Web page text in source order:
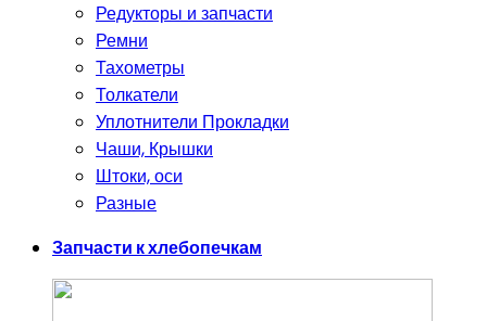
Редукторы и запчасти
Ремни
Тахометры
Толкатели
Уплотнители Прокладки
Чаши, Крышки
Штоки, оси
Разные
Запчасти к хлебопечкам